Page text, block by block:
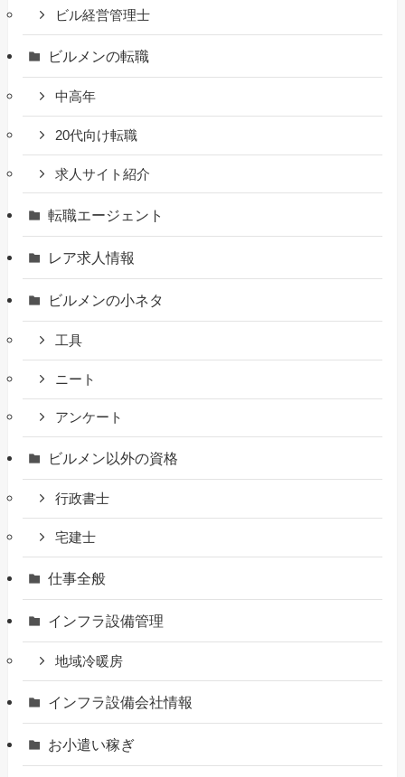
ビル経営管理士
ビルメンの転職
中高年
20代向け転職
求人サイト紹介
転職エージェント
レア求人情報
ビルメンの小ネタ
工具
ニート
アンケート
ビルメン以外の資格
行政書士
宅建士
仕事全般
インフラ設備管理
地域冷暖房
インフラ設備会社情報
お小遣い稼ぎ